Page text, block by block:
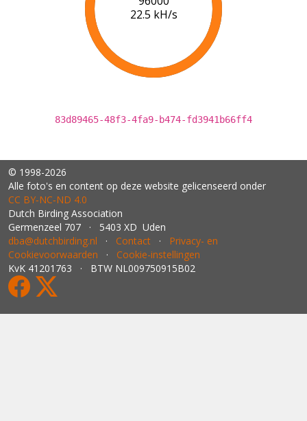
22.5 kH/s
83d89465-48f3-4fa9-b474-fd3941b66ff4
© 1998-2026
Alle foto's en content op deze website gelicenseerd onder
CC BY‑NC‑ND 4.0
Dutch Birding Association
Germenzeel 707 · 5403 XD Uden
dba@dutchbirding.nl · Contact · Privacy- en
Cookievoorwaarden · Cookie-instellingen
KvK 41201763 · BTW NL009750915B02